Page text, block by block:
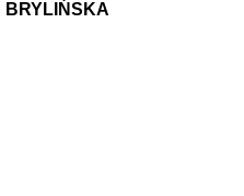
BRYLIŃSKA